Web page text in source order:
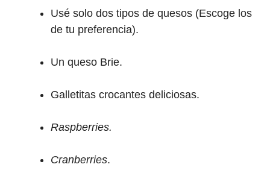
Usé solo dos tipos de quesos (Escoge los
de tu preferencia).
Un queso Brie.
Galletitas crocantes deliciosas.
Raspberries.
Cranberries.